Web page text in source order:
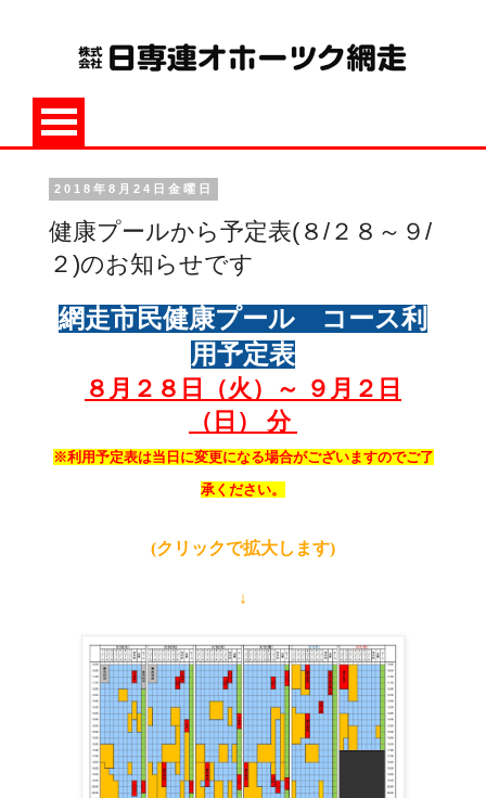
2018年8月24日金曜日
健康プールから予定表(８/２８～９/
２)のお知らせです
網走市民健康プール コース利
用予定表
８月２８ 日（火）～ ９月２日
（日） 分
※利用予定表は当日に変更になる場合がございますのでご了
承ください。
(クリックで拡大します)
↓